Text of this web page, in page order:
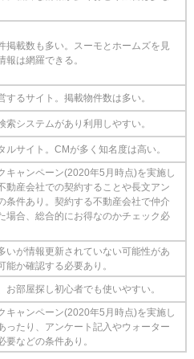
掲載数も多い。スーモとホームズを見
報は網羅できる。
するサイト。掲載物件数は多い。
索システムがあり利用しやすい。
ルサイト。CMが多く知名度は高い。
キャンペーン(2020年5月時点)を実施し
動産会社での契約することや長文アン
条件あり。契約する不動産会社で仲介
場合、総合的にお得なのかチェック必
いが情報更新されていない可能性があ
能か確認する必要あり。
お部屋探し初心者でも使いやすい。
キャンペーン(2020年5月時点)を実施し
ったり、アンケート記入やウォーター
要などの条件あり。